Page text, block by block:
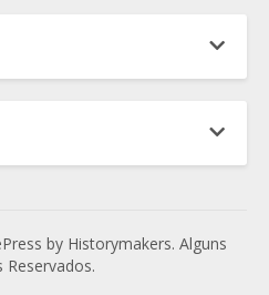
by Historymakers. Alguns
Reservados.